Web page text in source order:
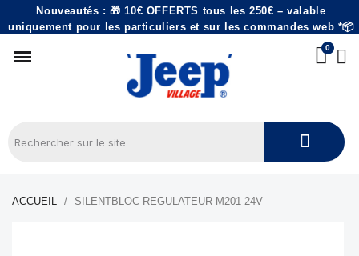
Nouveautés : 🎁 10€ OFFERTS tous les 250€ – valable
uniquement pour les particuliers et sur les commandes web *📦
ACCUEIL SILENTBLOC REGULATEUR M201 24V